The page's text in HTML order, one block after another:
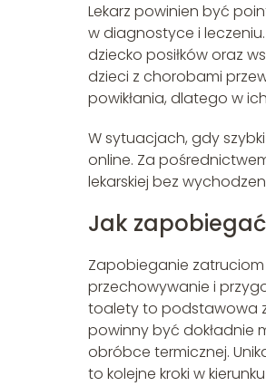
Lekarz powinien być
w diagnostyce i
dziecko posiłków oraz
dzieci z chorobami
powikłania, dlatego w
W sytuacjach, gdy
online. Za
lekarskiej bez
Jak
Zapobieganie
przechowywanie i
toalety to podstawowa
powinny być dokładnie
obróbce termicznej.
to kolejne kroki w